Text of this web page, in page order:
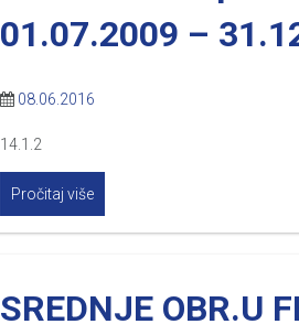
01.07.2009 –
08.06.2016
14.1.2
Pročitaj više
SREDNJE OBR.U